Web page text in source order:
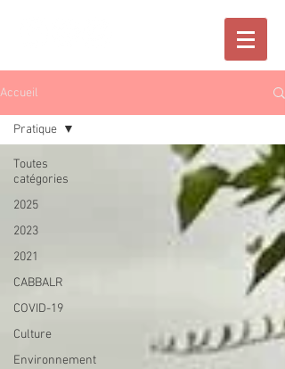
Accueil
Toutes
catégories
2025
2023
2021
CABBALR
COVID-19
Culture
Environnement
Pratique